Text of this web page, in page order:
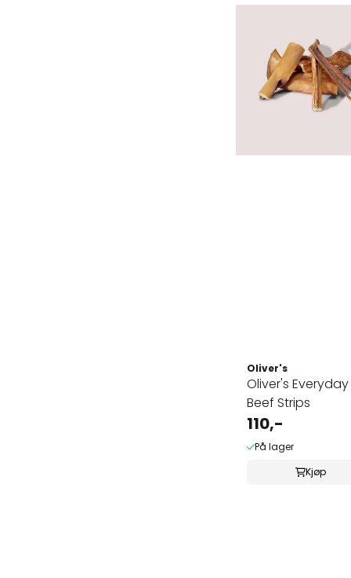
Oliver's
Oliver's Everyday
Beef Strips
110,-
På lager
Kjøp